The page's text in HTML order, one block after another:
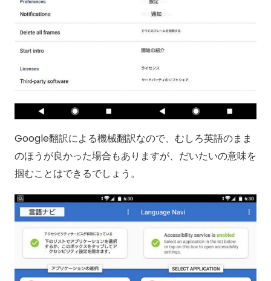
Google翻訳による機械翻訳なので、むしろ英語のまま
のほうが良かった場合もありますが、だいたいの意味を
掴むことはできるでしょう。